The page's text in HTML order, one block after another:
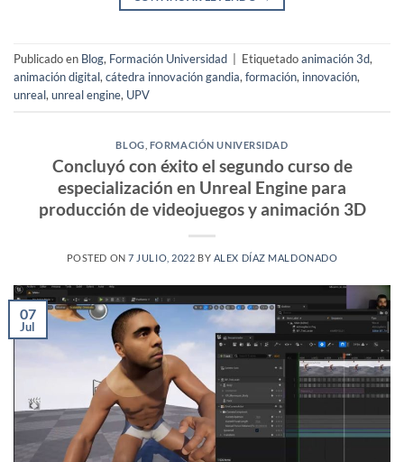
Publicado en Blog, Formación Universidad Etiquetadoanimación 3d,
animación digital,cátedra innovación gandia,formación, innovación,
unreal,unreal engine, UPV
BLOG FORMACIÓN UNIVERSIDAD
Concluyó con éxito el segundo curso de
especialización en Unreal Engine para
producción de videojuegos y animación 3D
POSTED ON7 JULIO, 2022 BY ALEX DÍAZ MALDONADO
07
Jul